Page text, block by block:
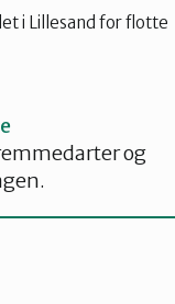
i Lillesand for flotte
og